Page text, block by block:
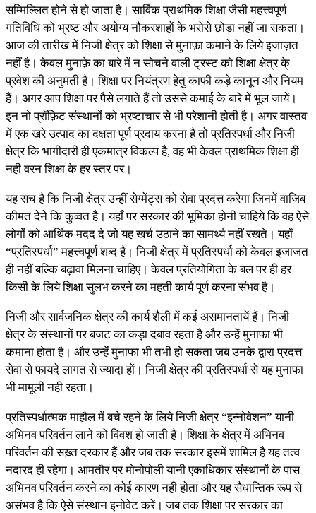
सम्मिल्लित होने से हो जाता है। सार्विक प्राथमिक शिक्षा जैसी महत्त्वपूर्ण
गतिविधि को भ्रष्ट और अयोग्य नौकरशाहों के भरोसे छोड़ा नहीं जा सकता।
आज की तारीख में निजी क्षेत्र को शिक्षा से मुनाफ़ा कमाने के लिये इजाज़त
नहीं है। केवल मुनाफ़े का बारे में न सोचने वाली ट्रस्ट को शिक्षा क्षेत्र के्
प्रवेश की अनुमती है। शिक्षा पर नियंत्रण हेतु काफी कड़े कानून और नियम
हैं। अगर आप शिक्षा पर पैसे लगाते हैं तो उससे कमाई के बारे में भूल जायें।
इन नो प्रॉफ़िट संस्थानों को भ्रष्टाचार से भी परेशानी होती है। अगर वास्तव
में एक खरे उत्पाद का दक्षता पूर्ण प्रदाय करना है तो प्रतिस्पर्धा और निजी
क्षेत्र कि भागीदारी ही एकमात्र विकल्प है, वह भी केवल प्राथमिक शिक्षा ही
नही वरन शिक्षा के हर स्तर पर।
यह सच है कि निजी क्षेत्र उन्हीं सेग्मेंट्स को सेवा प्रदत्त करेगा जिनमें वाजिब
कीमत देने कि कुव्वत है। यहाँ पर सरकार की भूमिका होनी चाहिये कि वह ऐसे
लोगों को आर्थिक मदद दे जो यह खर्च उठाने का सामर्थ्य नहीं रखते। यहाँ
“प्रतिस्पर्धा” महत्त्वपूर्ण शब्द है।‍‍‍‍‍‍ निजी क्षेत्र में प्रतिस्पर्धा को केवल इजाजत
ही नहीं बल्कि बढ़ावा मिलना चाहिए। केवल प्रतियोगिता के बल पर ही हर
किसी के लिये शिक्षा सुलभ करने का महती कार्य पूर्ण करना संभव है।
निजी और सार्वजनिक क्षेत्र की कार्य शैली में कई असमानतायें हैं। निजी
क्षेत्र के संस्थानों पर बजट का कड़ा दबाव रहता है और उन्हें मुनाफा भी
कमाना होता है। और उन्हें मुनाफा भी तभी हो सकता जब उनके द्वारा प्रदत्त
सेवा से फायदे लागत से ज्यादा हों। निजी क्षेत्र की प्रतिस्पर्धा से यह मुनाफा
भी मामूली नही रहता।
प्रतिस्पर्धात्मक माहौल में बचे रहने के लिये निजी क्षेत्र “इन्नोवेशन” यानी
अभिनव परिवर्तन लाने को विवश हो जाती है। शिक्षा के क्षेत्र में अभिनव
परिवर्तन की सख़्त दरकार हैं और जब तक सरकार इसमें शामिल है यह तत्व
नदारद ही रहेगा। आमतौर पर मोनोपोली यानी एकाधिकार संस्थानों के पास
अभिनव परिवर्तन करने का कोई कारण नही होता और यह सैधान्तिक रूप से
असंभव है कि ऐसे संस्थान इनोवेट करें। जब तक शिक्षा पर सरकार का